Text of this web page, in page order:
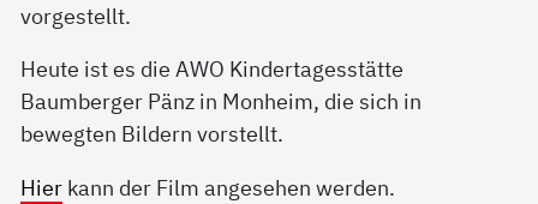
vorgestellt.
Heute ist es die AWO Kindertagesstätte
Baumberger Pänz in Monheim, die sich in
bewegten Bildern vorstellt.
Hier kann der Film angesehen werden.